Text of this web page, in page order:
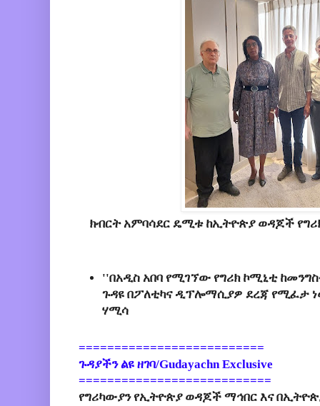
ክብርት አምባሳደር ዴሚቱ ከኢትዮጵያ ወዳጆች
''በአዲስ አበባ የሚገኘው የግሪክ ኮሚኒቲ
ጉዳዩ በፖለቲካና ዲፕሎማሲያዎ ደረጃ የሚፈታ
ሃሚሳ
==========================
ጉዳያችን ልዩ ዘገባ/Gudayachn Exclusive
===========================
የግሪካውያን የኢትዮጵያ ወዳጆች ማኅበር እና